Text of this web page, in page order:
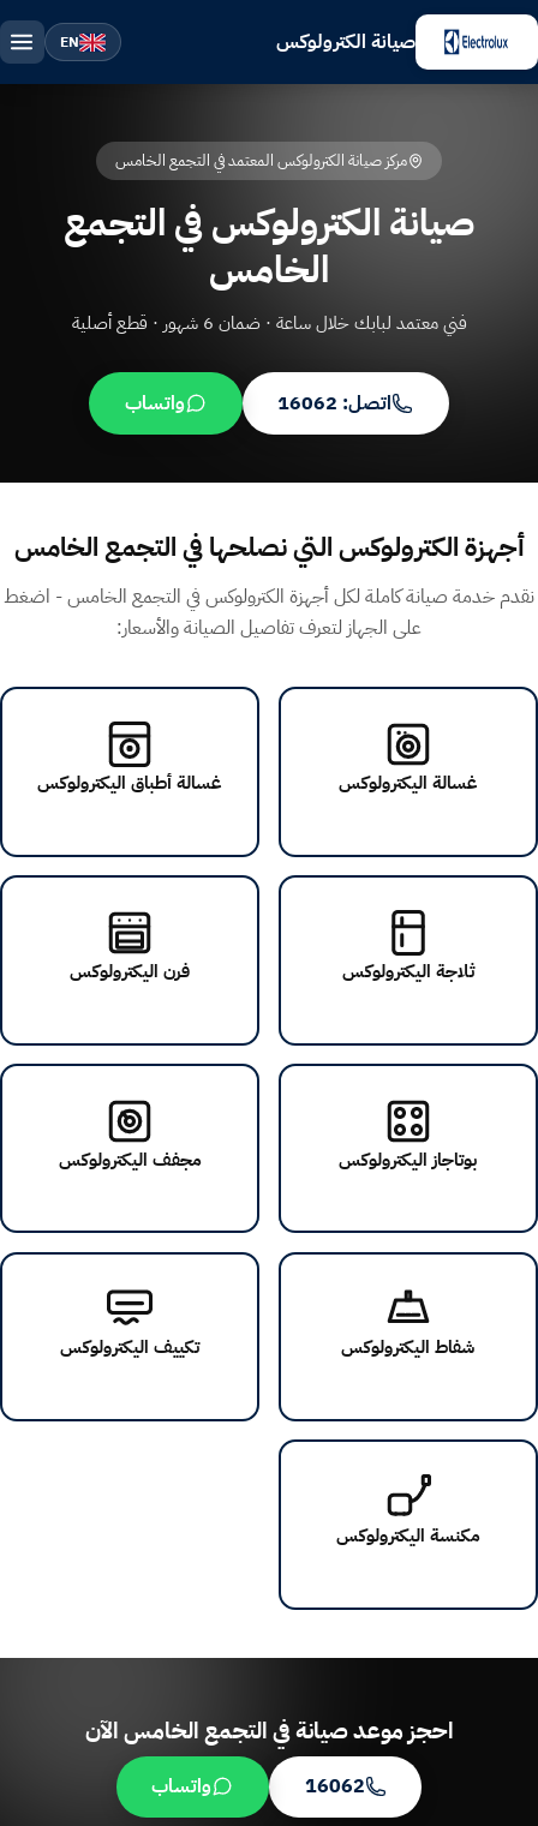
صيانة الكترولوكس EN
مركز صيانة الكترولوكس المعتمد في التجمع الخامس
صيانة الكترولوكس في التجمع
الخامس
فني معتمد لبابك خلال ساعة · ضمان 6 شهور · قطع أصلية
اتصل: 16062 واتساب
أجهزة الكترولوكس التي نصلحها في التجمع الخامس
نقدم خدمة صيانة كاملة لكل أجهزة الكترولوكس في التجمع الخامس - اضغط
على الجهاز لتعرف تفاصيل الصيانة والأسعار:
غسالة اليكترولوكس غسالة أطباق اليكترولوكس
ثلاجة اليكترولوكس فرن اليكترولوكس
بوتاجاز اليكترولوكس مجفف اليكترولوكس
شفاط اليكترولوكس تكييف اليكترولوكس
مكنسة اليكترولوكس
احجز موعد صيانة في التجمع الخامس الآن
16062 واتساب